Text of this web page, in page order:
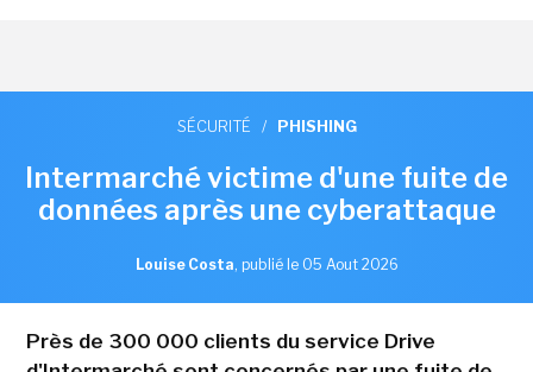
SÉCURITÉ / PHISHING
Intermarché victime d'une fuite de
données après une cyberattaque
Louise Costa, publié le 05 Aout 2026
Près de 300 000 clients du service Drive